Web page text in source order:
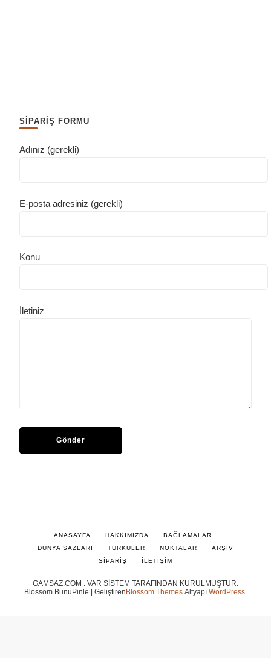
SİPARİŞ FORMU
Adınız (gerekli)
E-posta adresiniz (gerekli)
Konu
İletiniz
GAMSAZ.COM : VAR SİSTEM TARAFINDAN KURULMUŞTUR.
Blossom BunuPinle | GeliştirenBlossom Themes .Altyapı WordPress
ANASAYFA HAKKIMIZDA
BAĞLAMALAR
DÜNYA SAZLARI
TÜRKÜLER NOKTALAR
ARŞİV
SİPARİŞ
İLETİŞİM